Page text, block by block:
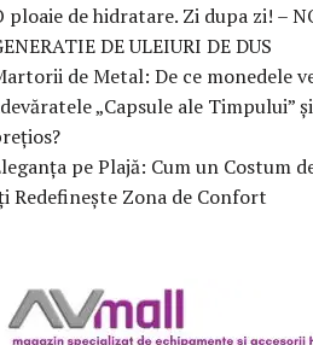
ploaie de hidratare. Zi dupa zi! –
DE ULEIURI DE DUS
de Metal: De ce monedele
„Capsule ale Timpului”
pe Plajă: Cum un Costum
Redefinește Zona de Confort